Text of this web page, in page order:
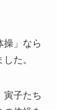
操」なら
た。
寅子たち